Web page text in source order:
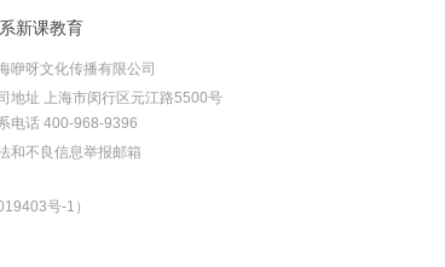
新课教育
海咿呀文化传播有限公司
地址 上海市闵行区元江路5500号
电话 400-968-9396
和不良信息举报邮箱
号-1）